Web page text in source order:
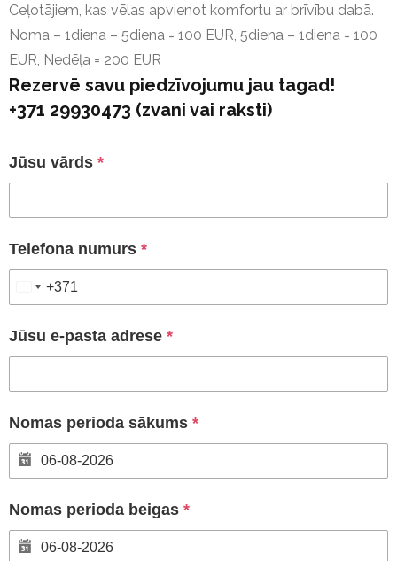
Ceļotājiem, kas vēlas apvienot komfortu ar brīvību dabā.
Noma – 1diena – 5diena = 100 EUR, 5diena – 1diena = 100
EUR, Nedēļa = 200 EUR
Rezervē savu piedzīvojumu jau tagad!
+371 29930473 (zvani vai raksti)
Jūsu vārds *
Telefona numurs *
LATVIA
+371
Jūsu e-pasta adrese *
Nomas perioda sākums *
Nomas perioda beigas *